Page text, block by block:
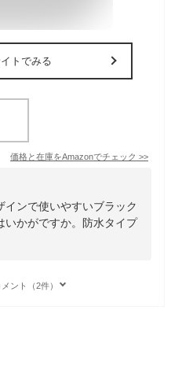
トでみる
価格と在庫をAmazonでチェック >>
ンで使いやすいブラック
いかがですか。防水タイプ
ント（2件）